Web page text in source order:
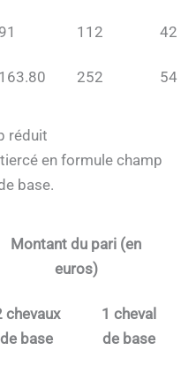
91 112 42
163.80 252 54
réduit
en formule champ
base.
Montant du pari (en
euros)
chevaux
de base
1 cheval
de base